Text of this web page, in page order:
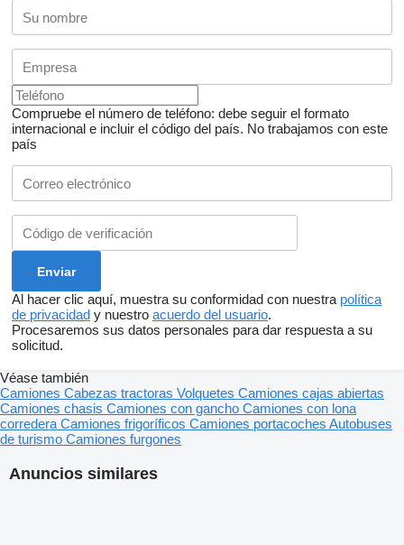
Compruebe el número de teléfono: debe seguir el formato
internacional e incluir el código del país. No trabajamos con este
país
Al hacer clic aquí, muestra su conformidad con nuestra política
de privacidad y nuestro acuerdo del usuario.
Procesaremos sus datos personales para dar respuesta a su
solicitud.
Anuncios similares
Véase también
Camiones Cabezas tractoras Volquetes Camiones cajas abiertas
Camiones chasis Camiones con gancho Camiones con lona
corredera Camiones frigoríficos Camiones portacoches Autobuses
de turismo Camiones furgones